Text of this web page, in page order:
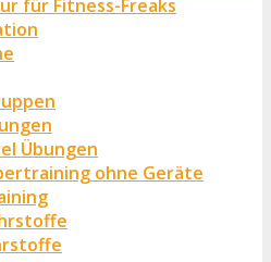
für Fitness-Freaks
Übungen
ohne Geräte